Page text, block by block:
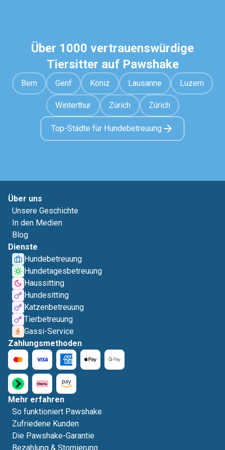
Über 1000 vertrauenswürdige
Tiersitter auf Pawshake
Bern Genf Köniz Lausanne Luzern
Winterthur Zürich Zürich
Top-Städte für Hundebetreuung
Über uns
Unsere Geschichte
In den Medien
Blog
Dienste
Hundebetreuung
Hundetagesbetreuung
Haussitting
Hundesitting
Katzenbetreuung
Tierbetreuung
Gassi-Service
Zahlungsmethoden
Mehr erfahren
So funktioniert Pawshake
Zufriedene Kunden
Die Pawshake-Garantie
Bezahlung & Stornierung